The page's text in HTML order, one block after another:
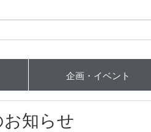
企画・イベント
知らせ